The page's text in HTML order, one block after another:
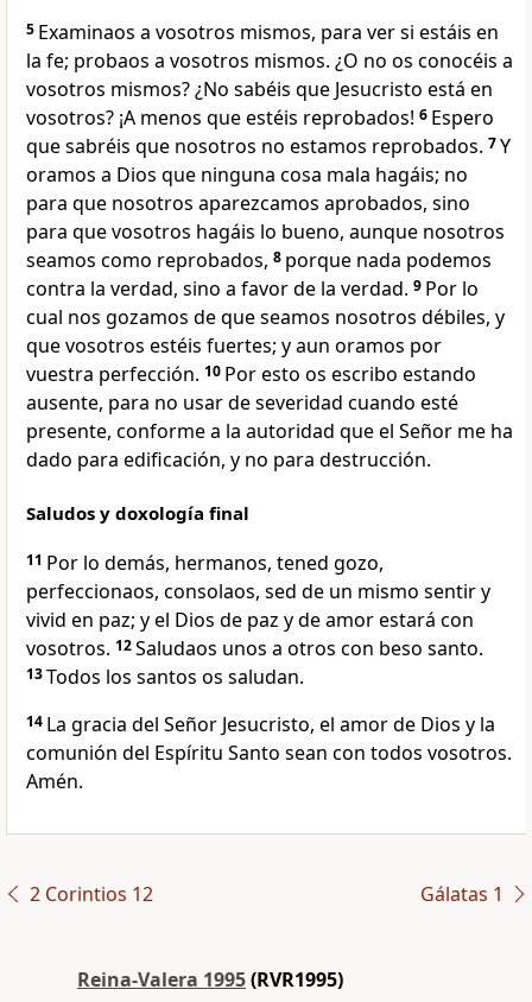
5 Examinaos a vosotros mismos, para ver si estáis en
la fe; probaos a vosotros mismos. ¿O no os conocéis a
vosotros mismos? ¿No sabéis que Jesucristo está en
vosotros? ¡A menos que estéis reprobados! 6 Espero
que sabréis que nosotros no estamos reprobados. 7Y
oramos a Dios que ninguna cosa mala hagáis; no
para que nosotros aparezcamos aprobados, sino
para que vosotros hagáis lo bueno, aunque nosotros
seamos como reprobados, 8 porque nada podemos
contra la verdad, sino a favor de la verdad. 9 Por lo
cual nos gozamos de que seamos nosotros débiles, y
que vosotros estéis fuertes; y aun oramos por
vuestra perfección. 10 Por esto os escribo estando
ausente, para no usar de severidad cuando esté
presente, conforme a la autoridad que el Señor me ha
dado para edificación, y no para destrucción.
Saludos y doxología final
11 Por lo demás, hermanos, tened gozo,
perfeccionaos, consolaos, sed de un mismo sentir y
vivid en paz; y el Dios de paz y de amor estará con
vosotros. 12Saludaos unos a otros con beso santo.
13Todos los santos os saludan.
14 La gracia del Señor Jesucristo, el amor de Dios y la
comunión del Espíritu Santo sean con todos vosotros.
Amén.
2 Corintios 12 Gálatas 1
Reina-Valera 1995(RVR1995)